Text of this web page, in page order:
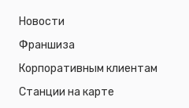
Новости
Франшиза
Корпоративным клиентам
Станции на карте